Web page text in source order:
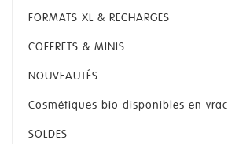
FORMATS XL & RECHARGES
COFFRETS & MINIS
NOUVEAUTÉS
Cosmétiques bio disponibles en vrac
SOLDES